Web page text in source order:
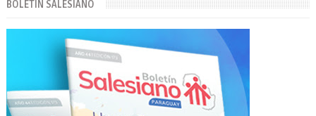
BOLETÍN SALESIANO